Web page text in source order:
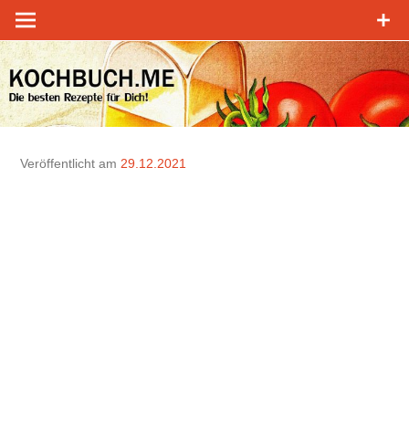
Zum
Inhalt
springen
Veröffentlicht am 29.12.2021